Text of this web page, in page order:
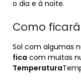
o dia e à noite.
Como
Sol com algumas
fica com muitas
Temperatura